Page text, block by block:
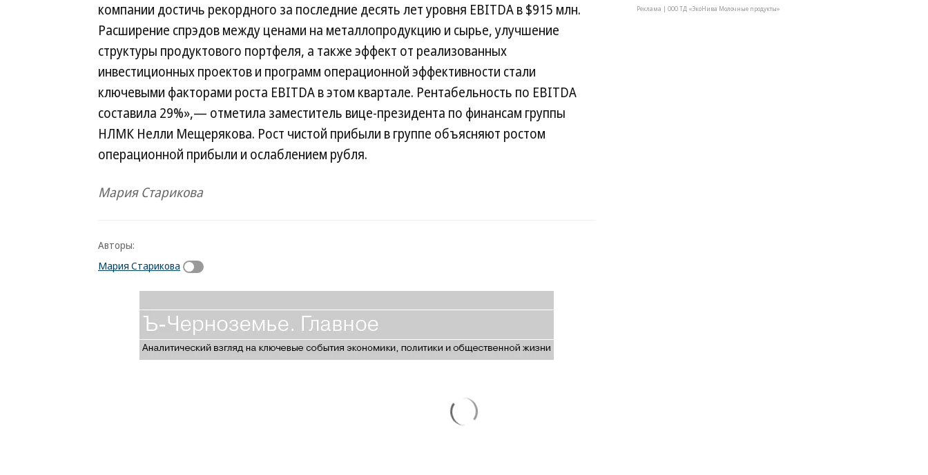
компании достичь рекордного за последние десять лет уровня EBITDA в $915 млн.
Расширение спрэдов между ценами на металлопродукцию и сырье, улучшение
структуры продуктового портфеля, а также эффект от реализованных
инвестиционных проектов и программ операционной эффективности стали
ключевыми факторами роста EBITDA в этом квартале. Рентабельность по EBITDA
составила 29%»,— отметила заместитель вице-президента по финансам группы
НЛМК Нелли Мещерякова. Рост чистой прибыли в группе объясняют ростом
операционной прибыли и ослаблением рубля.
Мария Старикова
Авторы:
Мария Старикова
Реклама | ООО ТД «ЭкоНива Молочные продукты»